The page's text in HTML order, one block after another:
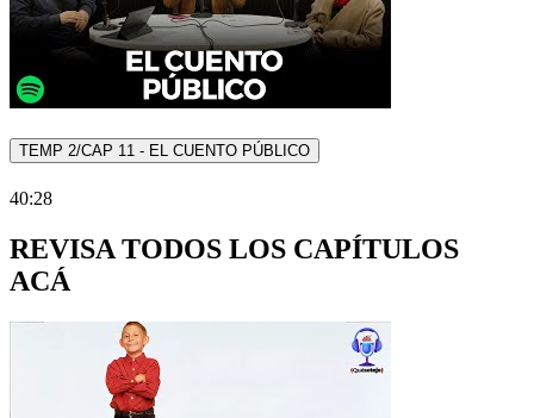
TEMP 2/CAP 11 - EL CUENTO PÚBLICO
40:28
REVISA TODOS LOS CAPÍTULOS
ACÁ